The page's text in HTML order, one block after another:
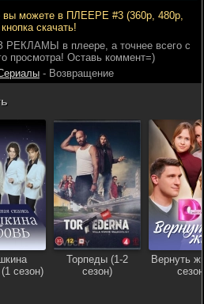
можете в ПЛЕЕРЕ #3 (360р, 480р,
скачать!
РЕКЛАМЫ в плеере, а точнее всего с
просмотра! Оставь коммент=)
- Возвращение
сезон)
Торпеды (1-2
сезон)
Вернуть